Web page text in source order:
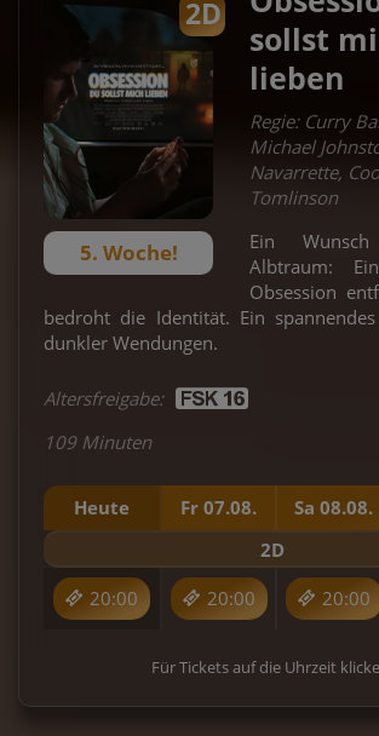
2D
5. Woche!
sollst
lieben
Regie: Curry
Michael
Navarrette,
Tomlinson
Ein
Albtraum:
Obsession
bedroht die Identität. Ein
dunkler Wendungen.
Altersfreigabe:
109 Minuten
Heute Fr 07.08. Sa 08.08.
20:00 20:00 20:00
2D
Für Tickets auf die Uhrzeit